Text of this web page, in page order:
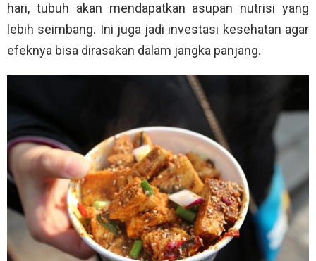
hari, tubuh akan mendapatkan asupan nutrisi yang
lebih seimbang. Ini juga jadi investasi kesehatan agar
efeknya bisa dirasakan dalam jangka panjang.